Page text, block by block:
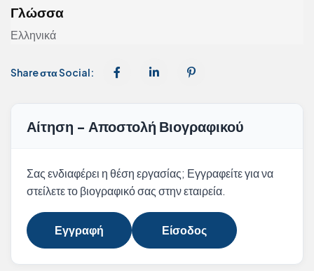
Γλώσσα
Ελληνικά
Share στα Social:
Αίτηση - Αποστολή Βιογραφικού
Σας ενδιαφέρει η θέση εργασίας; Εγγραφείτε για να
στείλετε το βιογραφικό σας στην εταιρεία.
Εγγραφή Είσοδος